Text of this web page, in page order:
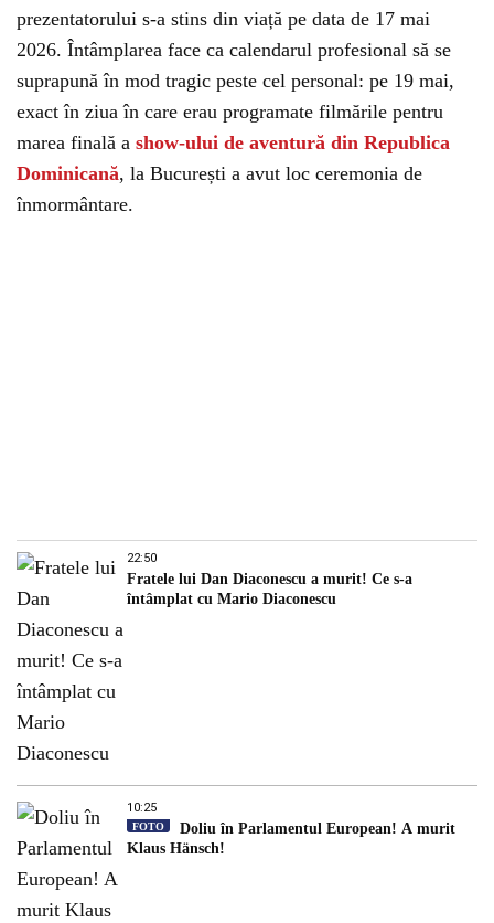
prezentatorului s-a stins din viață pe data de 17 mai
2026. Întâmplarea face ca calendarul profesional să se
suprapună în mod tragic peste cel personal: pe 19 mai,
exact în ziua în care erau programate filmările pentru
marea finală a show-ului de aventură din Republica
Dominicană, la București a avut loc ceremonia de
înmormântare.
22:50
Fratele lui Dan Diaconescu a murit! Ce s-a
întâmplat cu Mario Diaconescu
10:25
FOTO
Doliu în Parlamentul European! A murit
Klaus Hänsch!